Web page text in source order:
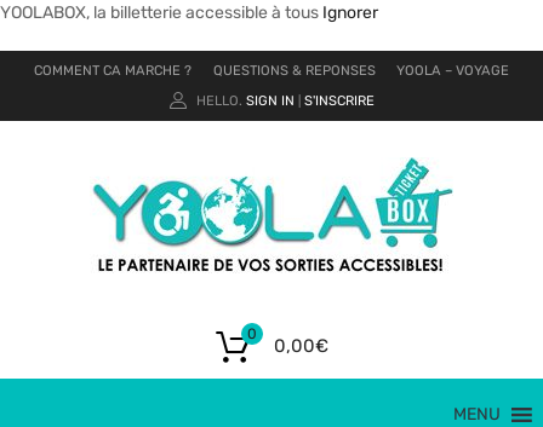
YOOLABOX, la billetterie accessible à tous Ignorer
COMMENT CA MARCHE ? QUESTIONS & REPONSES
YOOLA – VOYAGE
HELLO. SIGN IN S'INSCRIRE
0,00€
0
MENU